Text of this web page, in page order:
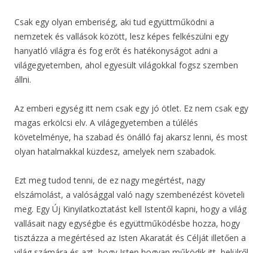
Csak egy olyan emberiség, aki tud együttműködni a
nemzetek és vallások között, lesz képes felkészülni egy
hanyatló világra és fog erőt és hatékonyságot adni a
világegyetemben, ahol egyesült világokkal fogsz szemben
állni.
Az emberi egység itt nem csak egy jó ötlet. Ez nem csak egy
magas erkölcsi elv. A világegyetemben a túlélés
követelménye, ha szabad és önálló faj akarsz lenni, és most
olyan hatalmakkal küzdesz, amelyek nem szabadok.
Ezt meg tudod tenni, de ez nagy megértést, nagy
elszámolást, a valósággal való nagy szembenézést követeli
meg. Egy Új Kinyilatkoztatást kell Istentől kapni, hogy a világ
vallásait nagy egységbe és együttműködésbe hozza, hogy
tisztázza a megértésed az Isten Akaratát és Célját illetően a